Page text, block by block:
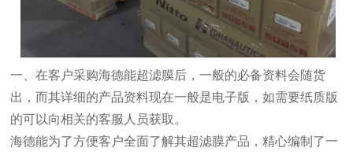
一、在客户采购海德能超滤膜后，一般的必备资料会随货
出，而其详细的产品资料现在一般是电子版，如需要纸质版
的可以向相关的客服人员获取。
海德能为了方便客户全面了解其超滤膜产品，精心编制了一